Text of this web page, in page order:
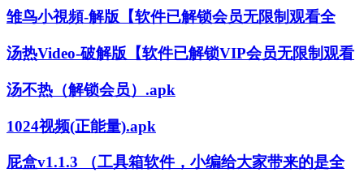
雏鸟小視頻-解版【软件已解锁会员无限制观看全
汤热Video-破解版【软件已解锁VIP会员无限制观看
汤不热（解锁会员）.apk
1024视频(正能量).apk
屁盒v1.1.3 （工具箱软件，小编给大家带来的是全